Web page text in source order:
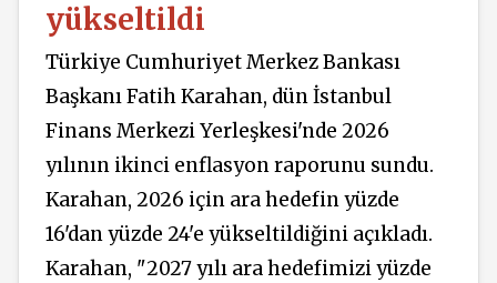
yükseltildi
Türkiye Cumhuriyet Merkez Bankası
Başkanı Fatih Karahan, dün İstanbul
Finans Merkezi Yerleşkesi'nde 2026
yılının ikinci enflasyon raporunu sundu.
Karahan, 2026 için ara hedefin yüzde
16'dan yüzde 24'e yükseltildiğini açıkladı.
Karahan, "2027 yılı ara hedefimizi yüzde